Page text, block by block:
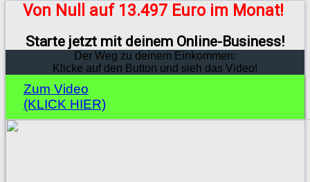
Von Null auf 13.497 Euro im Monat!
Starte jetzt mit deinem Online-Business!
Der Weg zu deinem Einkommen:
Klicke auf den Button und sieh das Video!
Zum Video
(KLICK HIER)